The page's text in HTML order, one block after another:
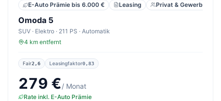
E-Auto Prämie bis 6.000 € Leasing Privat & Gewerbe
Omoda 5
SUV · Elektro · 211 PS · Automatik
4 km entfernt
Fair2,6 Leasingfaktor0,83
279 €/ Monat
Rate inkl. E-Auto Prämie